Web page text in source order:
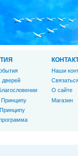
дверей
Наши
О сайте
Магазин